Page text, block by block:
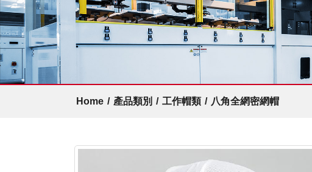
Home / 產品類別 / 工作帽類 / 八角全網密網帽